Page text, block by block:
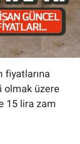
fiyatlarına
olmak üzere
15 lira zam